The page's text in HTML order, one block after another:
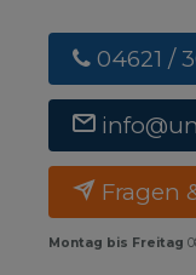
04621 /
Fragen
Montag bis Freitag